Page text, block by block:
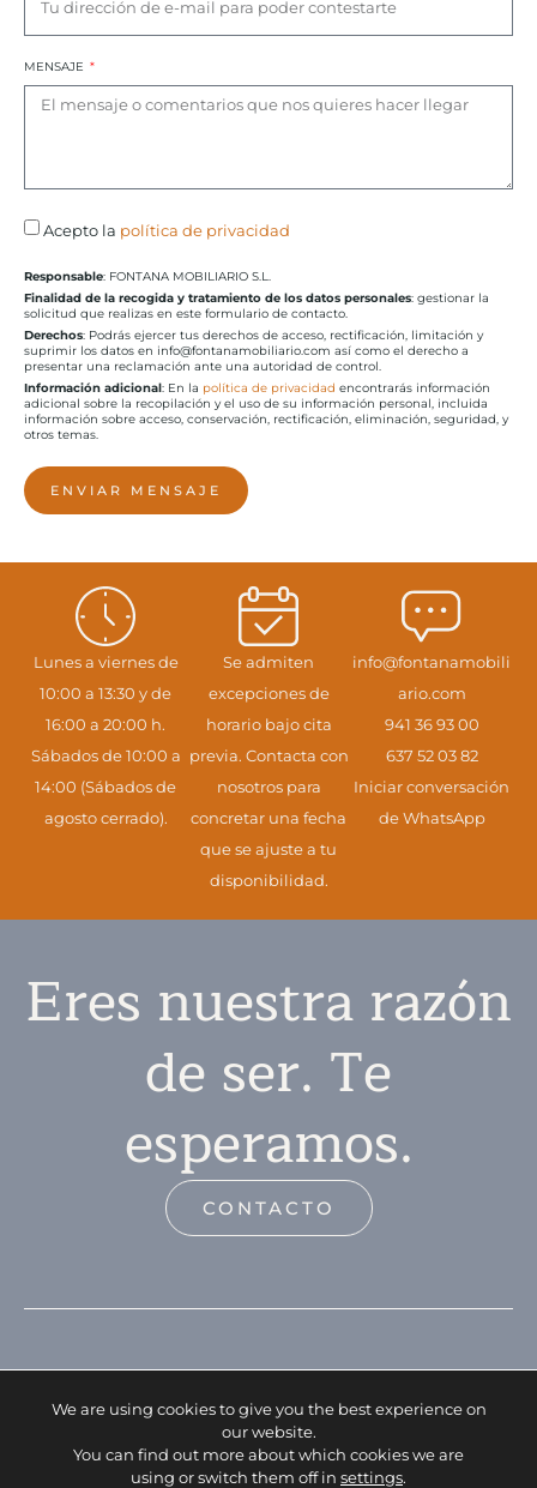
MENSAJE
Acepto la política de privacidad
Responsable: FONTANA MOBILIARIO S.L.
Finalidad de la recogida y tratamiento de los datos personales: gestionar la
solicitud que realizas en este formulario de contacto.
Derechos: Podrás ejercer tus derechos de acceso, rectificación, limitación y
suprimir los datos en info@fontanamobiliario.com así como el derecho a
presentar una reclamación ante una autoridad de control.
Información adicional: En la política de privacidad encontrarás información
adicional sobre la recopilación y el uso de su información personal, incluida
información sobre acceso, conservación, rectificación, eliminación, seguridad, y
otros temas.
ENVIAR MENSAJE
Lunes a viernes de
10:00 a 13:30 y de
16:00 a 20:00 h.
Sábados de 10:00 a
14:00 (Sábados de
agosto cerrado).
Se admiten
excepciones de
horario bajo cita
previa. Contacta con
nosotros para
concretar una fecha
que se ajuste a tu
disponibilidad.
info@fontanamobili
ario.com
941 36 93 00
637 52 03 82
Iniciar conversación
de WhatsApp
Eres nuestra razón
de ser. Te
esperamos.
CONTACTO
We are using cookies to give you the best experience on
our website.
You can find out more about which cookies we are
using or switch them off in settings.